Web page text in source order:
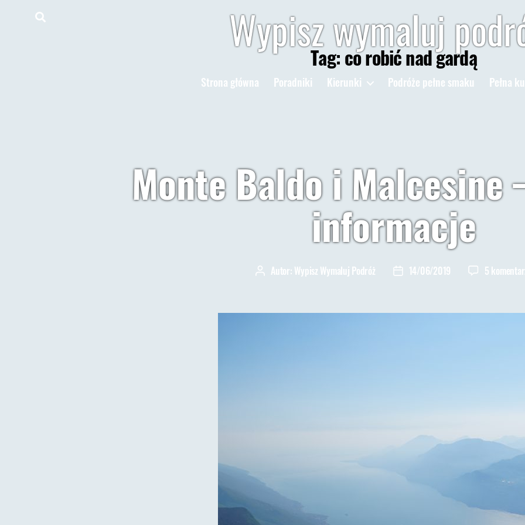
Wypisz wymaluj
Strona główna Poradniki Kierunki Podróże pełne smaku Pełna
Tag:co robić nad gardą
Monte Baldo i Malcesine
informacje
AutorAutor: Wypisz Wymaluj Podróż
Data14/06/2019 5